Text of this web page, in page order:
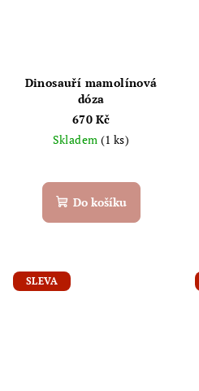
Dinosauří mamolínová
dóza
670 Kč
Skladem (1 ks)
Do košíku
SLEVA